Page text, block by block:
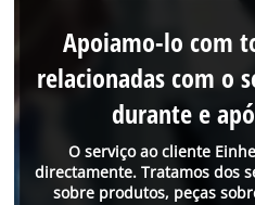
O serviço ao cliente
directamente. Tratamos dos
sobre produtos, peças
Apoiamo-lo com
relacionadas com o
durante e